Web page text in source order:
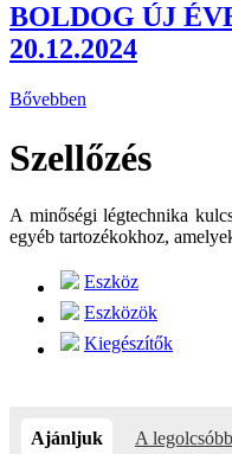
BOLDOG ÚJ
20.12.2024
Bővebben
Szellőzés
A minőségi légtechnika
egyéb tartozékokhoz,
Eszköz
Eszközök
Kiegészítők
Ajánljuk A